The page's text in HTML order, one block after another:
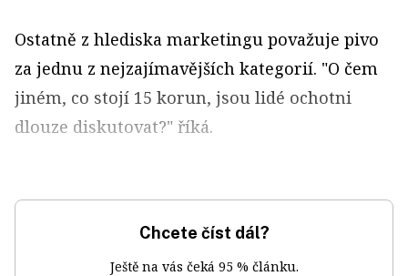
Ostatně z hlediska marketingu považuje pivo
za jednu z nejzajímavějších kategorií. "O čem
jiném, co stojí 15 korun, jsou lidé ochotni
dlouze diskutovat?" říká.
Chcete číst dál?
Ještě na vás čeká 95 % článku.